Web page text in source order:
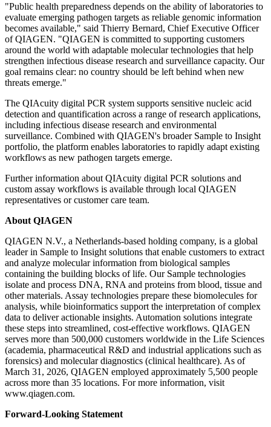
"Public health preparedness depends on the ability of laboratories to
evaluate emerging pathogen targets as reliable genomic information
becomes available," said Thierry Bernard, Chief Executive Officer
of QIAGEN. "QIAGEN is committed to supporting customers
around the world with adaptable molecular technologies that help
strengthen infectious disease research and surveillance capacity. Our
goal remains clear: no country should be left behind when new
threats emerge."
The QIAcuity digital PCR system supports sensitive nucleic acid
detection and quantification across a range of research applications,
including infectious disease research and environmental
surveillance. Combined with QIAGEN's broader Sample to Insight
portfolio, the platform enables laboratories to rapidly adapt existing
workflows as new pathogen targets emerge.
Further information about QIAcuity digital PCR solutions and
custom assay workflows is available through local QIAGEN
representatives or customer care team.
About QIAGEN
QIAGEN N.V., a Netherlands-based holding company, is a global
leader in Sample to Insight solutions that enable customers to extract
and analyze molecular information from biological samples
containing the building blocks of life. Our Sample technologies
isolate and process DNA, RNA and proteins from blood, tissue and
other materials. Assay technologies prepare these biomolecules for
analysis, while bioinformatics support the interpretation of complex
data to deliver actionable insights. Automation solutions integrate
these steps into streamlined, cost-effective workflows. QIAGEN
serves more than 500,000 customers worldwide in the Life Sciences
(academia, pharmaceutical R&D and industrial applications such as
forensics) and molecular diagnostics (clinical healthcare). As of
March 31, 2026, QIAGEN employed approximately 5,500 people
across more than 35 locations. For more information, visit
www.qiagen.com.
Forward-Looking Statement